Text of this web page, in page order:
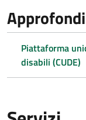
Piattaforma
disabili (CUDE)